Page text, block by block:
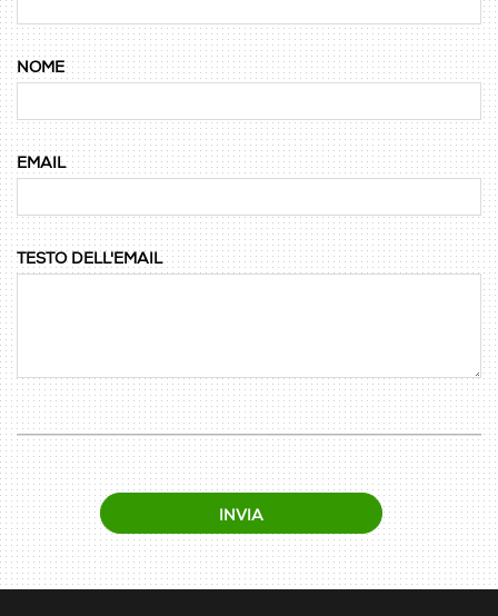
NOME
EMAIL
TESTO DELL'EMAIL